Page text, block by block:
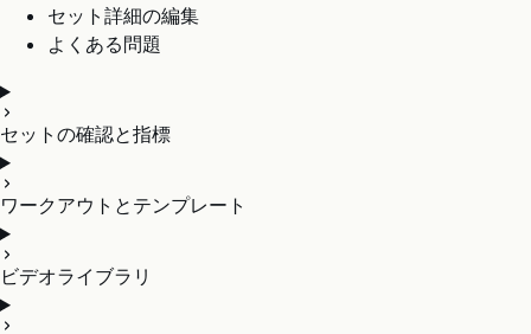
セット詳細の編集
よくある問題
セットの確認と指標
ワークアウトとテンプレート
ビデオライブラリ